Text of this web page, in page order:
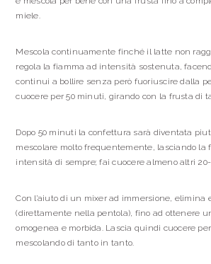
miele.
Mescola continuamente finché il latte non
regola la fiamma ad intensità sostenuta,
continui a bollire senza però fuoriuscire dalla
cuocere per 50 minuti, girando con la frusta di
Dopo 50 minuti la confettura sarà diventata
mescolare molto frequentemente, lasciando la
intensità di sempre; fai cuocere almeno altri
Con l’aiuto di un mixer ad immersione, elimina
(direttamente nella pentola), fino ad ottenere
omogenea e morbida. Lascia quindi cuocere
mescolando di tanto in tanto.